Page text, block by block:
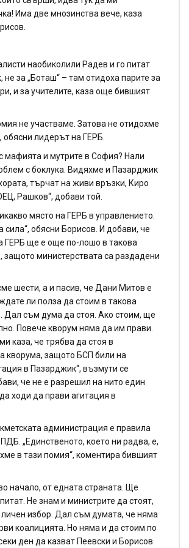
Има две мнозинства вече, каза
наобиколили Радев и го питат
не за „Боташ“ – там отидоха парите за
и за учителите, каза още бившият
не участваме. Затова не отидохме
обясни лидерът на ГЕРБ.
мафията и мутрите в София? Нали
с боклука. Видяхме и Пазарджик
търчат на живи връзки, Киро
Рашков“, добави той.
място на ГЕРБ в управлението.
сила“, обясни Борисов. И добави, че
ГЕРБ ще е още по-лошо в такова
защото министерствата са раздадени
шести, а и пасив, че Дани Митов е
ли полза да стоим в такова
Дал съм дума да стоя. Ако стоим, ще
Повече кворум няма да им прави.
каза, че трябва да стоя в
кворума, защото БСП били на
в Пазарджик“, възмути се
че не е разрешил на нито един
ходи да прави агитация в
администрация е правила
„Единственото, което ни радва, е,
в тази помия“, коментира бившият
начало, от едната страната. Ще
Не знам и министрите да стоят,
избор. Дал съм думата, че няма
коалицията. Но няма и да стоим по
ден да казват Пеевски и Борисов.